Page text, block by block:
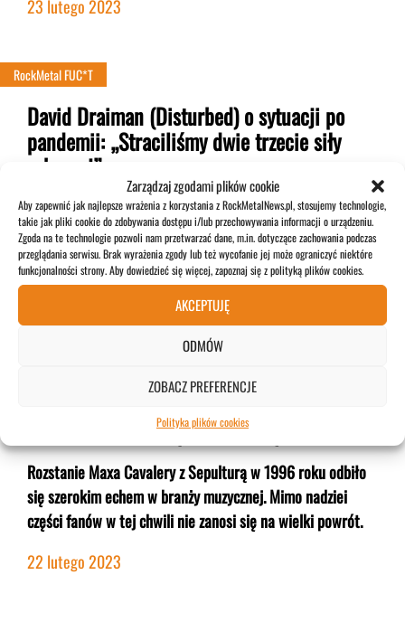
Zarządzaj zgodami plików cookie
Aby zapewnić jak najlepsze wrażenia z korzystania z RockMetalNews.pl, stosujemy technologie,
takie jak pliki cookie do zdobywania dostępu i/lub przechowywania informacji o urządzeniu.
Zgoda na te technologie pozwoli nam przetwarzać dane, m.in. dotyczące zachowania podczas
przeglądania serwisu. Brak wyrażenia zgody lub też wycofanie jej może ograniczyć niektóre
funkcjonalności strony. Aby dowiedzieć się więcej, zapoznaj się z polityką plików cookies.
AKCEPTUJĘ
ODMÓW
ZOBACZ PREFERENCJE
Polityka plików cookies
23 lutego 2023
RockMetal FUC*T
David Draiman (Disturbed) o sytuacji po
pandemii: „Straciliśmy dwie trzecie siły
roboczej”
Wokalista Disturbed słynie z wypowiedzi na różne, często
kontrowersyjne tematy. Tym razem poruszył kwestię zmian
w branży po długim okresie izolacji i obostrzeń.
ponowne zejście się z Sepulturą.”
Rozstanie Maxa Cavalery z Sepulturą w 1996 roku odbiło
się szerokim echem w branży muzycznej. Mimo nadziei
części fanów w tej chwili nie zanosi się na wielki powrót.
22 lutego 2023